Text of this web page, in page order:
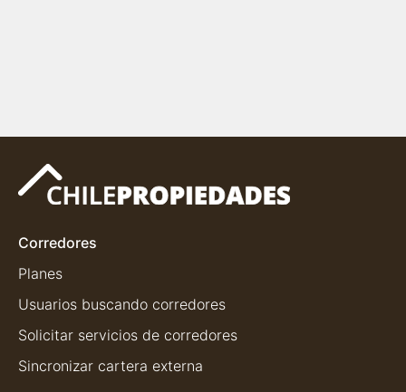
Corredores
Planes
Usuarios buscando corredores
Solicitar servicios de corredores
Sincronizar cartera externa